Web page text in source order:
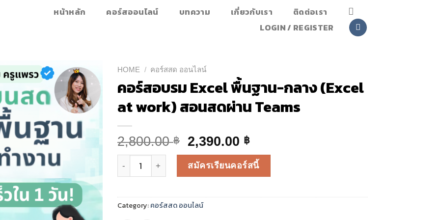
หน้าหลัก คอร์สออนไลน์ บทความ เกี่ยวกับเรา
ติดต่อเรา
LOGIN / REGISTER
HOME / คอร์สสด ออนไลน์
คอร์สอบรม Excel พื้นฐาน-กลาง (Excel
at work) สอนสดผ่าน Teams
2,800.00฿
Original
price
was:
2,800.00 ฿.
2,390.00 ฿Current
price
is:
2,390.00 ฿.
คอร์สอบรม Excel พื้นฐาน-กลาง (Excel at work) สอนสดผ่าน Teams quantity
สมัครเรียนคอร์สนี้
Category:คอร์สสด ออนไลน์